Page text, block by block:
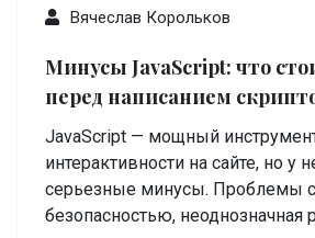
Вячеслав Корольков
Минусы JavaScript: что
перед написанием
JavaScript — мощный
интерактивности на сайте, но у
серьезные минусы. Проблемы с
безопасностью, неоднозначная